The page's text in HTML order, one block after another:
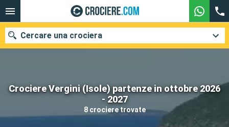
Crociere Vergini (Isole) partenze in ottobre 2026
- 2027
8 crociere trovate
Cercare una crociera
Le nostre destinazioni
Mesi di partenza